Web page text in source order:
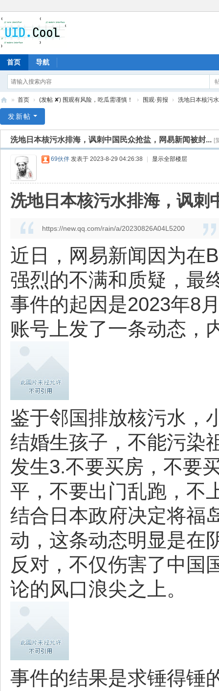
首页 导航
爱
» 首页 › (发帖 ✘) 围观有风险，吃瓜需谨慎！ › 围观·剪报 › 洗地日本核污
发新帖
洗地日本核污水排海，讽刺中国民众抢盐，网易新闻被封... [
69伙伴 发表于 2023-8-29 04:26:38 显示全部楼层
洗地日本核污水排海，讽刺
https://new.qq.com/rain/a/20230826A04L5200
近日，网易新闻因为在
强烈的不满和质疑，最
事件的起因是2023年8
账号上发了一条动态，
鉴于邻国排放核污水，
结婚生孩子，不能污染
发生3.不要买房，不要
平，不要出门乱跑，不
结合日本政府决定将福
动，这条动态明显是在
反对，不仅伤害了中国
论的风口浪尖之上。
事件的结果是求锤得锤